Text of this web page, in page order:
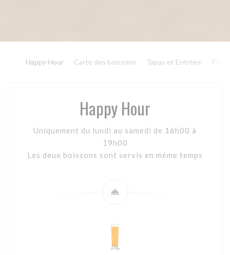
Happy Hour Carte des boissons Tapas et Entrées Plats
Happy Hour
Uniquement du lundi au samedi de 16h00 à
19h00
Les deux boissons sont servis en même temps